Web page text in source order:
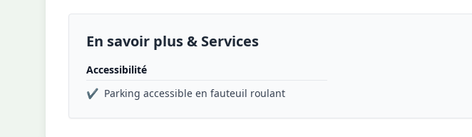
En savoir plus & Services
Accessibilité
✔ Parking accessible en fauteuil roulant